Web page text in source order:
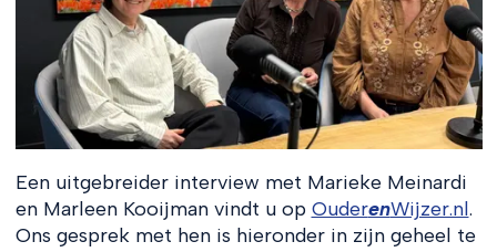
Een uitgebreider interview met Marieke Meinardi
en Marleen Kooijman vindt u op OuderenWijzer.nl.
Ons gesprek met hen is hieronder in zijn geheel te